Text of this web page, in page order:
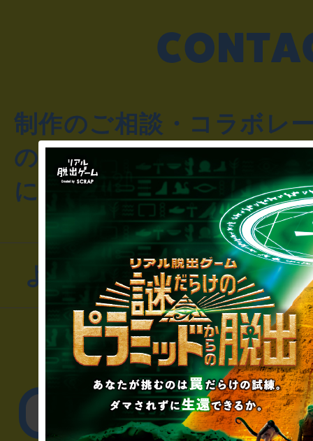
制作のご相談・コラボレ
のお客様からのご質問や
にお問い合わせください
よくあるお問い合わせ
▼一般のお客様
公演内容、チケット